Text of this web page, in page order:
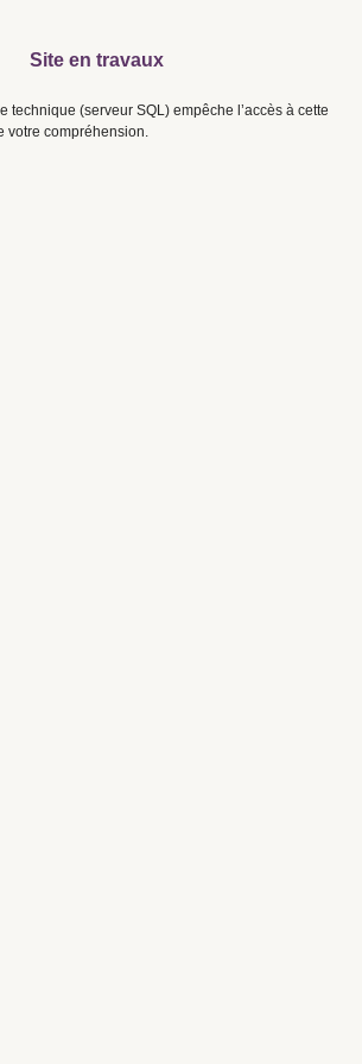
Site en travaux
technique (serveur SQL) empêche l’accès à cette
votre compréhension.